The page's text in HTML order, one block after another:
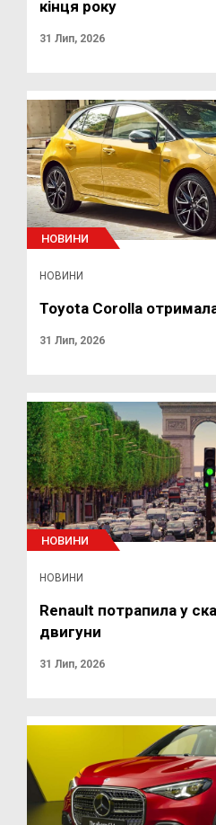
кінця року
31 Лип, 2026
НОВИНИ
НОВИНИ
Toyota Corolla
31 Лип, 2026
НОВИНИ
НОВИНИ
Renault потрапила у
двигуни
31 Лип, 2026